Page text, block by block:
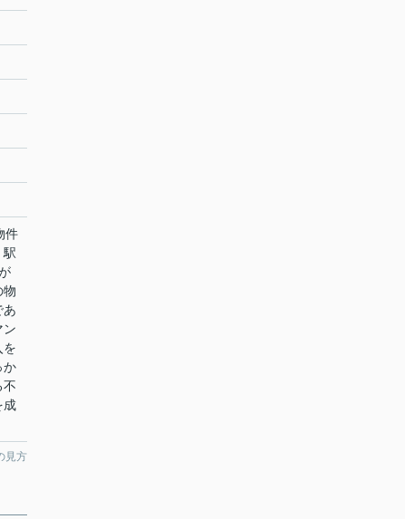
件
駅
物
あ
ン
を
か
不
成
見方